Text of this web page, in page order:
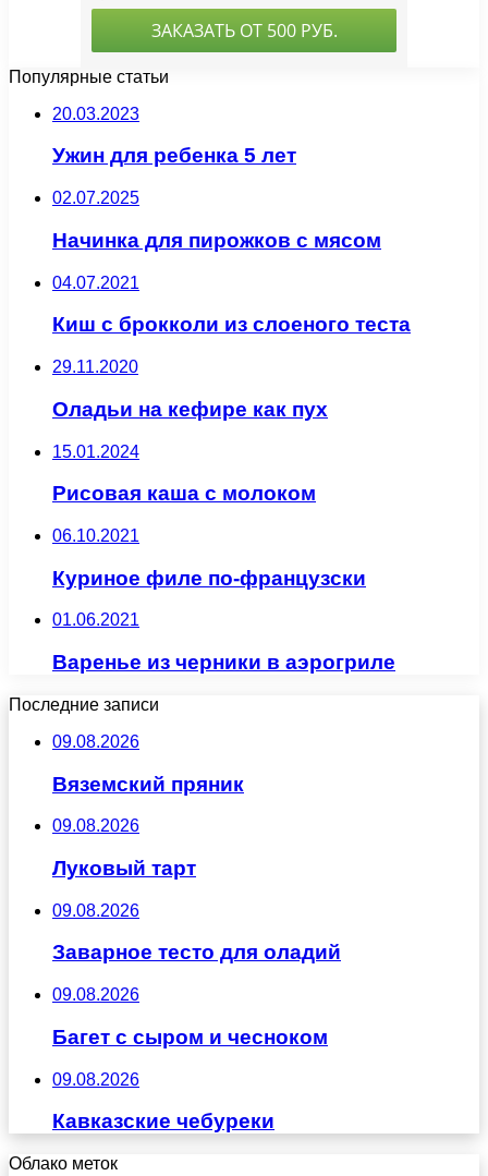
Популярные статьи
20.03.2023
Ужин для ребенка 5 лет
02.07.2025
Начинка для пирожков с мясом
04.07.2021
Киш с брокколи из слоеного теста
29.11.2020
Оладьи на кефире как пух
15.01.2024
Рисовая каша с молоком
06.10.2021
Куриное филе по-французски
01.06.2021
Варенье из черники в аэрогриле
Последние записи
09.08.2026
Вяземский пряник
09.08.2026
Луковый тарт
09.08.2026
Заварное тесто для оладий
09.08.2026
Багет с сыром и чесноком
09.08.2026
Кавказские чебуреки
Облако меток